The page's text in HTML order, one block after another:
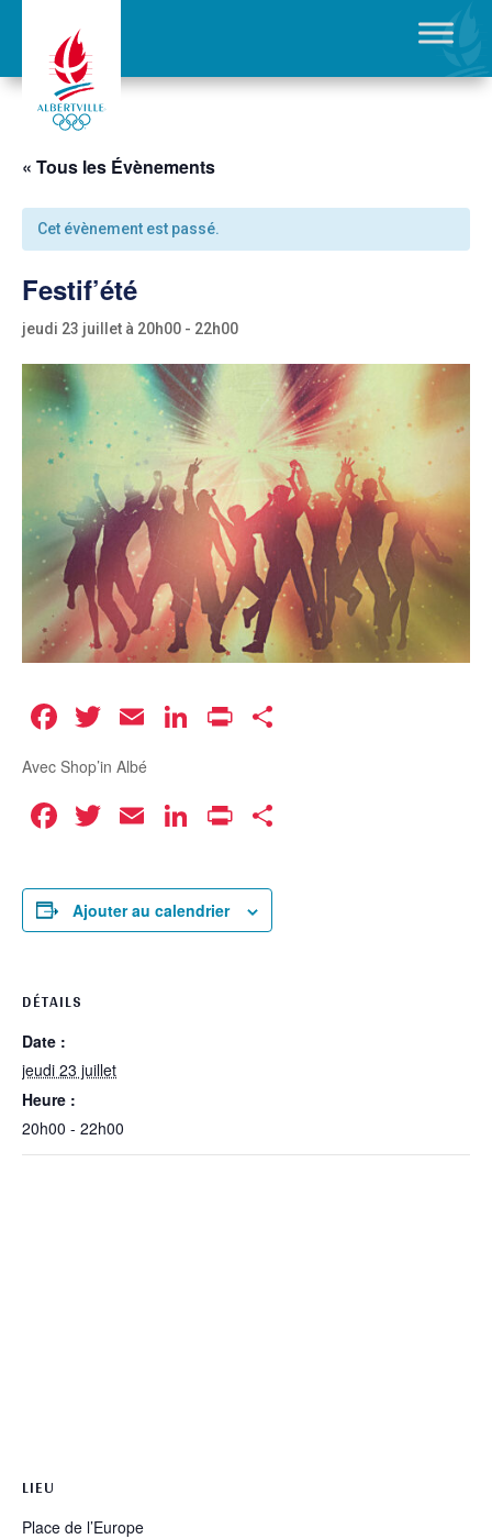
« Tous les Évènements
Cet évènement est passé.
Festif’été
jeudi 23 juillet à 20h00 - 22h00
Facebook
Twitter
EmailLinkedIn
Print
Avec Shop’in Albé
Facebook
Twitter
EmailLinkedIn
Print
Ajouter au calendrier
DÉTAILS
Date :
jeudi 23 juillet
Heure :
20h00 - 22h00
LIEU
Place de l’Europe